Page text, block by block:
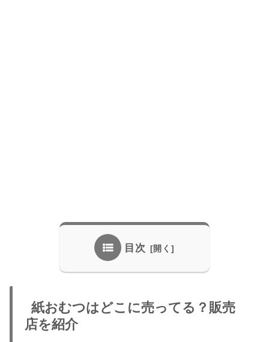
目次
紙おむつはどこに売ってる？販売
店を紹介